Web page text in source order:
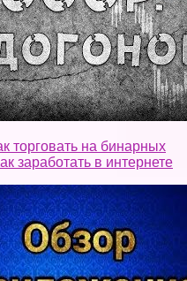
торговать на бинарных
заработать в интернете